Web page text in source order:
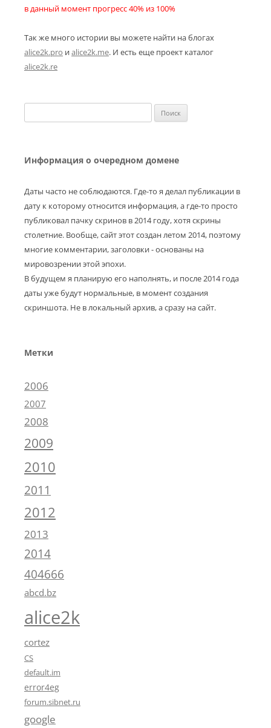
в данный момент прогресс 40% из 100%
Так же много истории вы можете найти на блогах
alice2k.pro иalice2k.me. И есть еще проект каталог
alice2k.re
Информация о очередном домене
Даты часто не соблюдаются. Где-то я делал публикации в
дату к которому относится информация, а где-то просто
публиковал пачку скринов в 2014 году, хотя скрины
столетние. Вообще, сайт этот создан летом 2014, поэтому
многие комментарии, заголовки - основаны на
мировозрении этой эпохи.
В будущем я планирую его наполнять, и после 2014 года
даты уже будут нормальные, в момент создания
скриншота. Не в локальный архив, а сразу на сайт.
Метки
2006
2007
2008
2009
2010
2011
2012
2013
2014
404666
abcd.bz
alice2k
cortez
CS
default.im
error4eg
forum.sibnet.ru
google